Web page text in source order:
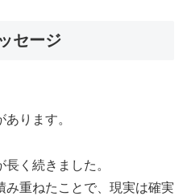
セージ
ります。
く続きました。
み重ねたことで、現実は確実